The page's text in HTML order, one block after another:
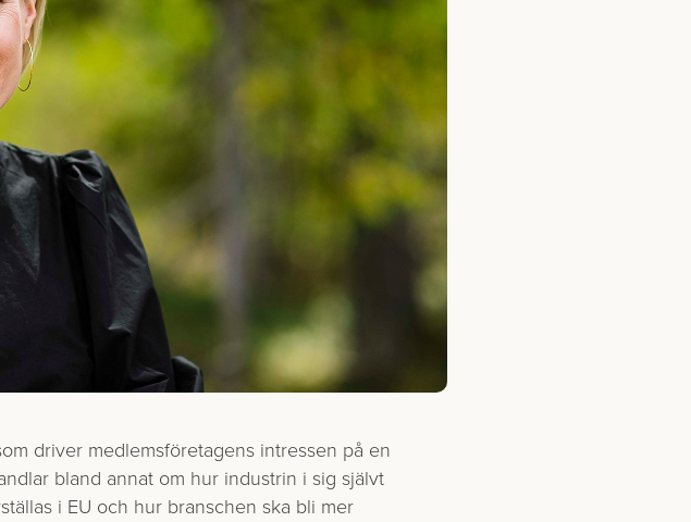
driver medlemsföretagens intressen på en
bland annat om hur industrin i sig självt
i EU och hur branschen ska bli mer